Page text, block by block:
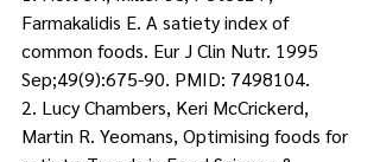
Farmakalidis E. A satiety index of
common foods. Eur J Clin Nutr. 1995
Sep;49(9):675-90. PMID: 7498104.
2. Lucy Chambers, Keri McCrickerd,
Martin R. Yeomans, Optimising foods for